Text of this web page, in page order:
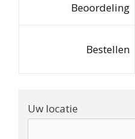
Beoordeling
Bestellen
Uw locatie